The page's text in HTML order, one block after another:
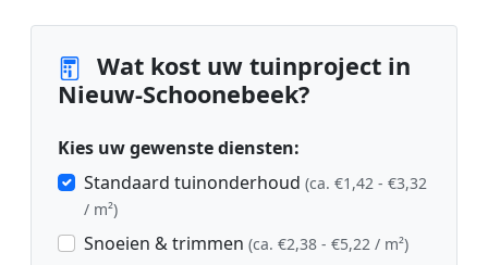
Wat kost uw tuinproject in
Nieuw-Schoonebeek?
Kies uw gewenste diensten:
Standaard tuinonderhoud (ca. €1,42 - €3,32
/ m²)
Snoeien & trimmen (ca. €2,38 - €5,22 / m²)